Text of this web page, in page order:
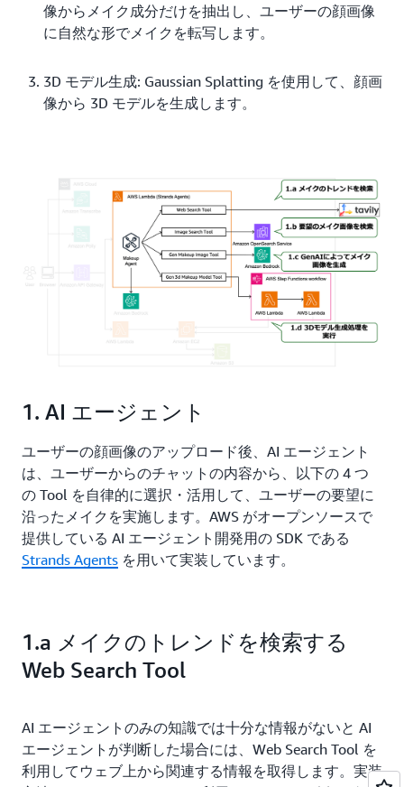
像からメイク成分だけを抽出し、ユーザーの顔画像
に自然な形でメイクを転写します。
3D モデル生成: Gaussian Splatting を使用して、顔画
像から 3D モデルを生成します。
1. AI エージェント
ユーザーの顔画像のアップロード後、AI エージェント
は、ユーザーからのチャットの内容から、以下の 4 つ
の Tool を自律的に選択・活用して、ユーザーの要望に
沿ったメイクを実施します。AWS がオープンソースで
提供している AI エージェント開発用の SDK である
Strands Agents を用いて実装しています。
1.a メイクのトレンドを検索する
Web Search Tool
AI エージェントのみの知識では十分な情報がないと AI
エージェントが判断した場合には、Web Search Tool を
利用してウェブ上から関連する情報を取得します。実装